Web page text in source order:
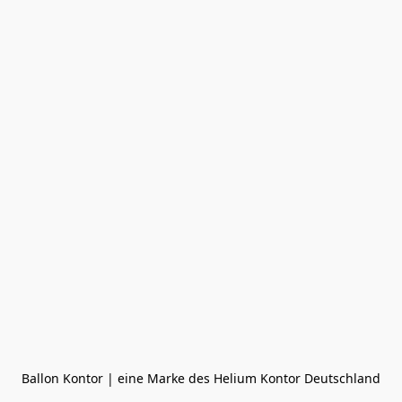
Ballon Kontor | eine Marke des Helium Kontor Deutschland